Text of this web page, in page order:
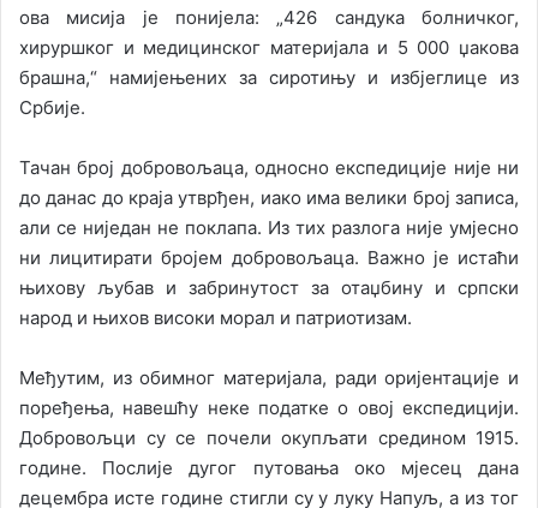
ова мисија је понијела: „426 сандука болничког,
хируршког и медицинског материјала и 5 000 џакова
брашна,“ намијењених за сиротињу и избјеглице из
Србије.
Тачан број добровољаца, односно експедиције није ни
до данас до краја утврђен, иако има велики број записа,
али се ниједан не поклапа. Из тих разлога није умјесно
ни лицитирати бројем добровољаца. Важно је истаћи
њихову љубав и забринутост за отаџбину и српски
народ и њихов високи морал и патриотизам.
Међутим, из обимног материјала, ради оријентације и
поређења, навешћу неке податке о овој експедицији.
Добровољци су се почели окупљати средином 1915.
године. Послије дугог путовања око мјесец дана
децембра исте године стигли су у луку Напуљ, а из тог